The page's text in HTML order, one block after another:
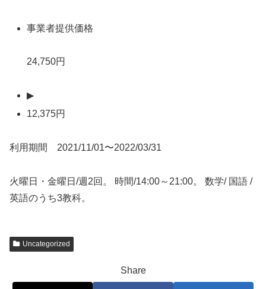
事業者提供価格
24,750円
▶
12,375円
利用期間 2021/11/01〜2022/03/31
火曜日・金曜日/週2回。 時間/14:00～21:00。 数学/ 国語 /
英語のうち3教科。
Uncategorized
Share